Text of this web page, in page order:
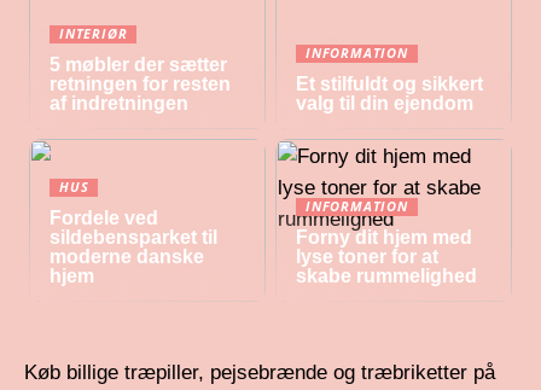
INTERIØR
5 møbler der sætter
retningen for resten
af indretningen
INFORMATION
Et stilfuldt og sikkert
valg til din ejendom
HUS
Fordele ved
sildebensparket til
moderne danske
hjem
INFORMATION
Forny dit hjem med
lyse toner for at
skabe rummelighed
Køb billige træpiller, pejsebrænde og træbriketter på